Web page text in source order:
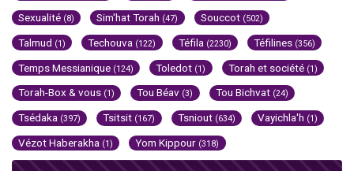
Sexualité (8) Sim'hat Torah (47) Souccot (502)
Talmud (1) Techouva (122) Téfila (2230) Téfilines (356)
Temps Messianique (124) Toledot (1) Torah et société (1)
Torah-Box & vous (1) Tou Béav (3) Tou Bichvat (24)
Tsédaka (397) Tsitsit (167) Tsniout (634) Vayichla'h (1)
Vézot Haberakha (1) Yom Kippour (318)